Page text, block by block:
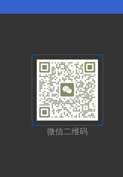
微信二维码